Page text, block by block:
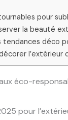
pour
la beauté
tendances déco
l’extérieur
éco-
pour